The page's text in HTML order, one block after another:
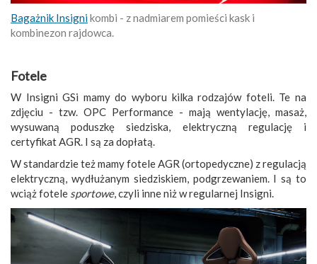
Bagażnik Insignikombi - z nadmiarem pomieści kask i
kombinezon rajdowca.
Fotele
W Insigni GSi mamy do wyboru kilka rodzajów foteli. Te na
zdjęciu - tzw. OPC Performance - mają wentylację, masaż,
wysuwaną poduszkę siedziska, elektryczną regulację i
certyfikat AGR. I są za dopłatą.
W standardzie też mamy fotele AGR (ortopedyczne) z regulacją
elektryczną, wydłużanym siedziskiem, podgrzewaniem. I są to
wciąż fotele sportowe, czyli inne niż w regularnej Insigni.